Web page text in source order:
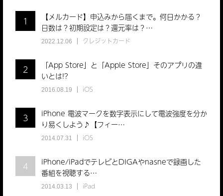
1
【メルカード】申込みから届くまで。何日かかる？
日数は？初期設定は？還元率は？…
2022.12.06 クレジットカード
2
「App Store」と「Apple Store」そのアプリの違
いとは!?
2016.08.19 iOS
3
iPhone 電波マークを数字表示にして電波強度を分か
り易くしよう♪【フィー…
2014.07.31 iOS
4
iPhone/iPadでテレビとDIGAやnasneで録画した
番組を視聴する…
2014.03.13 iPad